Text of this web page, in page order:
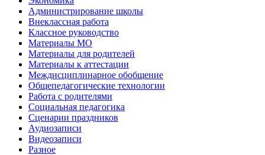
Администрирование школы
Внеклассная работа
Классное руководство
Материалы МО
Материалы для родителей
Материалы к аттестации
Междисциплинарное обобщение
Общепедагогические технологии
Работа с родителями
Социальная педагогика
Сценарии праздников
Аудиозаписи
Видеозаписи
Разное